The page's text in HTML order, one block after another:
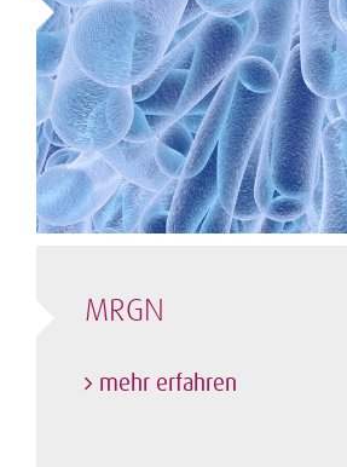
MRGN
mehr erfahren